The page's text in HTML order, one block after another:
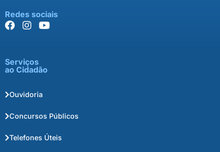
Redes sociais
Serviços
ao Cidadão
Ouvidoria
Concursos Públicos
Telefones Úteis